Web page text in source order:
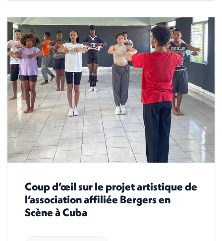
Coup d’œil sur le projet artistique de
l’association affiliée Bergers en
Scène à Cuba